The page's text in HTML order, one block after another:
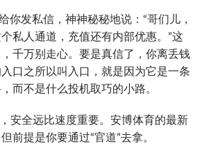
你发私信，神神秘秘地说：“哥们儿，
私人通道，充值还有内部优惠。”这
千万别走心。要是真信了，你离丢钱
口之所以叫入口，就是因为它是一条
而不是什么投机取巧的小路。
安全远比速度重要。安博体育的最新
前提是你要通过“官道”去拿。